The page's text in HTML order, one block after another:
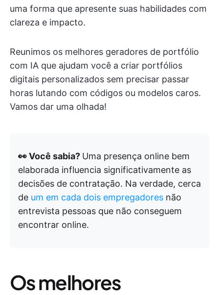
uma forma que apresente suas habilidades com
clareza e impacto.
Reunimos os melhores geradores de portfólio
com IA que ajudam você a criar portfólios
digitais personalizados sem precisar passar
horas lutando com códigos ou modelos caros.
Vamos dar uma olhada!
👀 Você sabia? Uma presença online bem
elaborada influencia significativamente as
decisões de contratação. Na verdade, cerca
de um em cada dois empregadores não
entrevista pessoas que não conseguem
encontrar online.
Os melhores